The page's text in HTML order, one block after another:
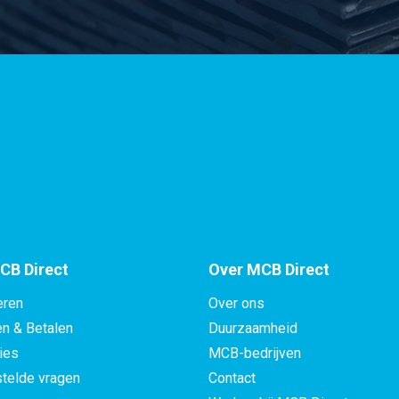
(316) 76,1x2 ongegloeid
(316) 104x2 ongegloeid
(316) 114,3x2 ongegloeid
Direct
& Betalen
vragen
Over MCB Direct
Over ons
Duurzaamheid
MCB-bedrijven
Contact